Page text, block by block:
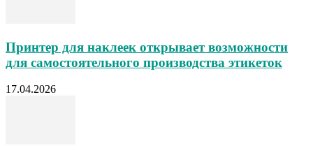
Принтер для наклеек открывает возможности
для самостоятельного производства этикеток
17.04.2026